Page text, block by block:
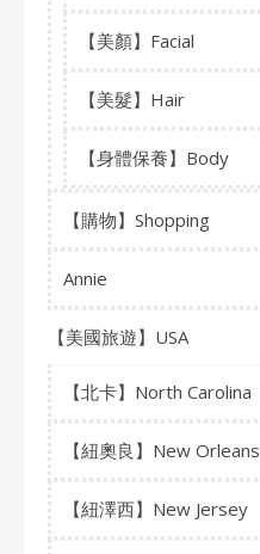
【美顏】Facial
【美髮】Hair
【身體保養】Body
【購物】Shopping
Annie
【美國旅遊】USA
【北卡】North Carolina
【紐奧良】New Orleans
【紐澤西】New Jersey